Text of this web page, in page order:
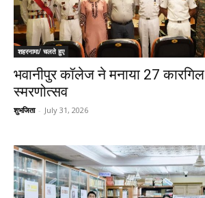
शहरनामा/ चलते हुए
भवानीपुर कॉलेज ने मनाया 27
स्मरणोत्सव
शुभजिता - July 31, 2026